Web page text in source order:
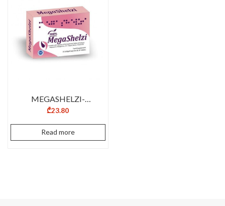
MEGASHELZI-
N10K+10T
₾23.80
Read more